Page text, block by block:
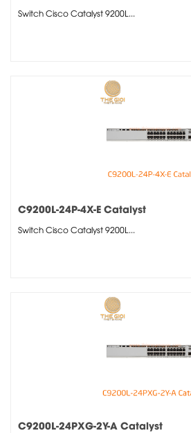
Switch Cisco Catalyst 9200L...
C9200L-24P-4X-E Catalyst
Switch Cisco Catalyst 9200L...
C9200L-24PXG-2Y-A Catalyst